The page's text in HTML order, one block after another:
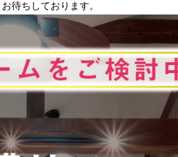
待ちしております。